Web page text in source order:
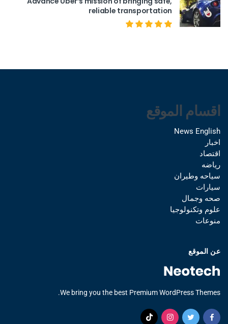
reliable transportation
اقسام الموقع
News English
اخبار
اقتصاد
رياضه
سياحه وطيران
سيارات
صحه وجمال
علوم وتكنولوجيا
منوعات
عن الموقع
We bring you the best Premium WordPress Themes.